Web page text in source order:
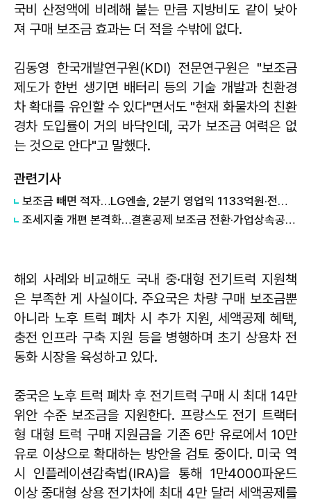
국비 산정액에 비례해 붙는 만큼 지방비도 같이 낮아
져 구매 보조금 효과는 더 적을 수밖에 없다.
김동영 한국개발연구원(KDI) 전문연구원은 "보조금
제도가 한번 생기면 배터리 등의 기술 개발과 친환경
차 확대를 유인할 수 있다"면서도 "현재 화물차의 친환
경차 도입률이 거의 바닥인데, 국가 보조금 여력은 없
는 것으로 안다"고 말했다.
관련기사
보조금 빼면 적자…LG엔솔, 2분기 영업익 1133억원·전년比 77%↓
조세지출 개편 본격화…결혼공제 보조금 전환·가업상속공제 손질
해외 사례와 비교해도 국내 중·대형 전기트럭 지원책
은 부족한 게 사실이다. 주요국은 차량 구매 보조금뿐
아니라 노후 트럭 폐차 시 추가 지원, 세액공제 혜택,
충전 인프라 구축 지원 등을 병행하며 초기 상용차 전
동화 시장을 육성하고 있다.
중국은 노후 트럭 폐차 후 전기트럭 구매 시 최대 14만
위안 수준 보조금을 지원한다. 프랑스도 전기 트랙터
형 대형 트럭 구매 지원금을 기존 6만 유로에서 10만
유로 이상으로 확대하는 방안을 검토 중이다. 미국 역
시 인플레이션감축법(IRA)을 통해 1만4000파운드
이상 중대형 상용 전기차에 최대 4만 달러 세액공제를